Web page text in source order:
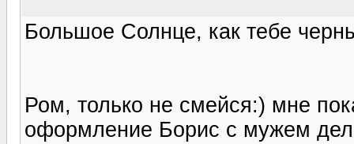
Большое Солнце, как тебе
Ром, только не смейся:) мне
оформление Борис с мужем